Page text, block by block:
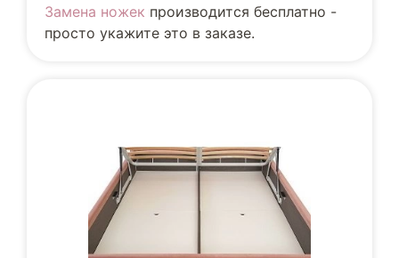
Замена ножек производится бесплатно -
просто укажите это в заказе.